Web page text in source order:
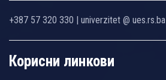
+387 57 320 330 | univerzitet @ ues.rs.ba
Корисни линкови